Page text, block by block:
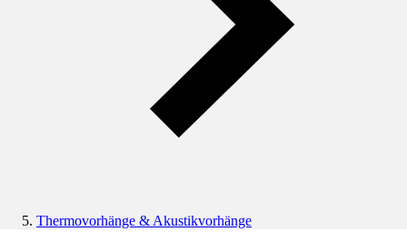
Thermovorhänge & Akustikvorhänge